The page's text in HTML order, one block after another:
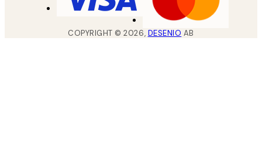
COPYRIGHT ©2026, DESENIO AB